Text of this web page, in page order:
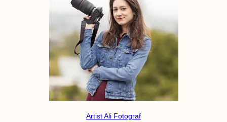
Artist Ali Fotograf